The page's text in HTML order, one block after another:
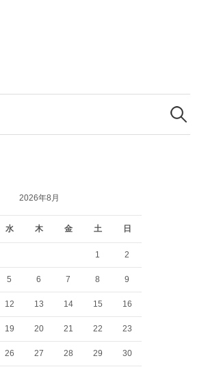
索:
2026年8月
水 木 金 土 日
1 2
5 6 7 8 9
12 13 14 15 16
19 20 21 22 23
26 27 28 29 30